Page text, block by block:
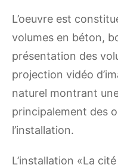
L’oeuvre est
volumes en béton,
présentation des
projection vidéo
naturel montrant
principalement des
l’installation.
L’installation «La